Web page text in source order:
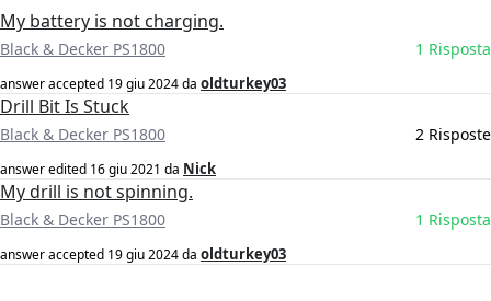
My battery is not charging.
Black & Decker PS1800 1 Risposta
answer accepted 19 giu 2024da oldturkey03
Drill Bit Is Stuck
Black & Decker PS1800 2 Risposte
answer edited 16 giu 2021 da Nick
My drill is not spinning.
Black & Decker PS1800 1 Risposta
answer accepted 19 giu 2024da oldturkey03